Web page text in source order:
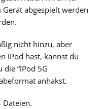
abgespielt werden
nicht hinzu, aber
iPod hast, kannst du
“iPod 5G
anhakst.
Dateien.